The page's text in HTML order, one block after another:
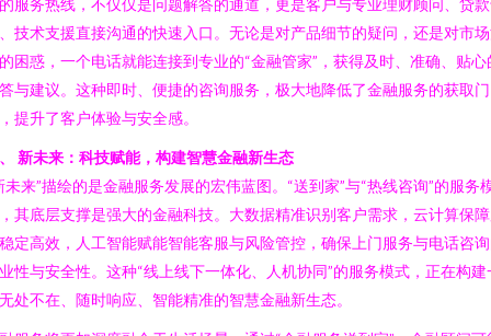
服务热线，不仅仅是问题解答的通道，更是客户与专业理财顾问、贷
技术支援直接沟通的快速入口。无论是对产品细节的疑问，还是对市
困惑，一个电话就能连接到专业的“金融管家”，获得及时、准确、贴心
与建议。这种即时、便捷的咨询服务，极大地降低了金融服务的获取门
提升了客户体验与安全感。
新未来：科技赋能，构建智慧金融新生态
未来”描绘的是金融服务发展的宏伟蓝图。“送到家”与“热线咨询”的服务
其底层支撑是强大的金融科技。大数据精准识别客户需求，云计算保
定高效，人工智能赋能智能客服与风险管控，确保上门服务与电话咨
性与安全性。这种“线上线下一体化、人机协同”的服务模式，正在构建
处不在、随时响应、智能精准的智慧金融新生态。